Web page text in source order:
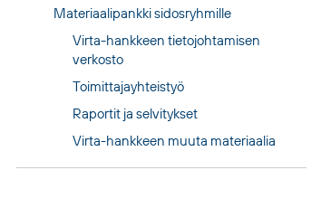
Materiaalipankki sidosryhmille
Virta-hankkeen tietojohtamisen
verkosto
Toimittajayhteistyö
Raportit ja selvitykset
Virta-hankkeen muuta materiaalia